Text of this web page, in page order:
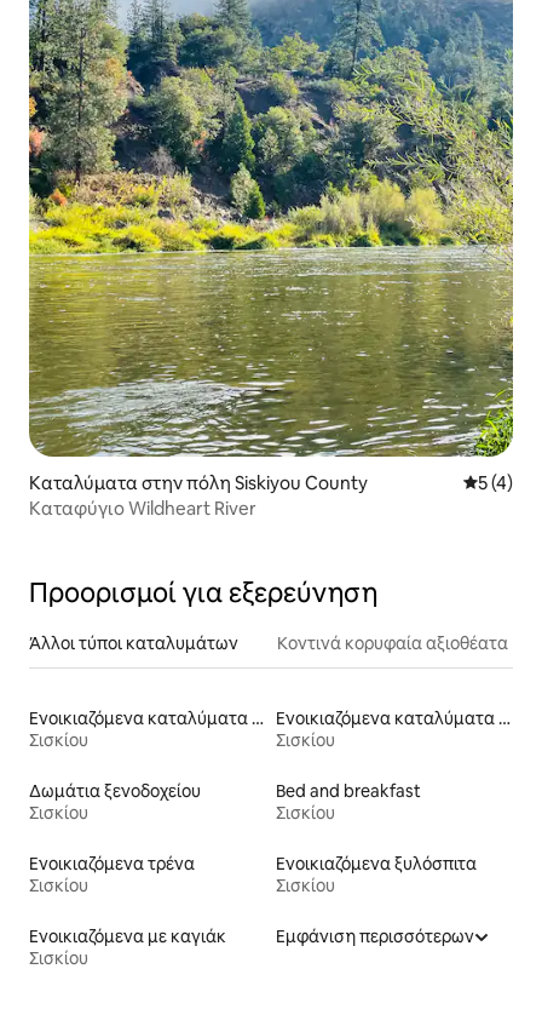
Καταλύματα στην πόλη Siskiyou County Μέση
5 (4)
Καταφύγιο Wildheart River
Προορισμοί για εξερεύνηση
Άλλοι τύποι καταλυμάτων Κοντινά κορυφαία αξιοθέατα
Ενοικιαζόμενα καταλύματα σε φάρμα
Σισκίου
Ενοικιαζόμενα καταλύματα με πρόσβαση στη λίμνη
Σισκίου
Δωμάτια ξενοδοχείου
Σισκίου
Bed and breakfast
Σισκίου
Ενοικιαζόμενα τρένα
Σισκίου
Ενοικιαζόμενα ξυλόσπιτα
Σισκίου
Ενοικιαζόμενα με καγιάκ
Σισκίου
Εμφάνιση περισσότερων